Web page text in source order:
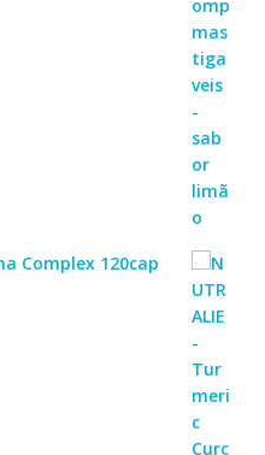
Complex 120cap